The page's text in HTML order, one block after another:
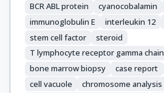
BCR ABL protein cyanocobalamin
immunoglobulin E
interleukin 12
stem cell factor
steroid
T lymphocyte receptor gamma chain
bone marrow biopsy
case report
cell vacuole
chromosome analysis